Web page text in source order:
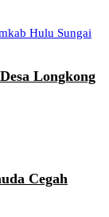
Hulu Sungai
Longkong
Cegah